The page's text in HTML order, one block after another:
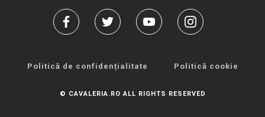
Politică de confidențialitate Politică cookie
© CAVALERIA.RO ALL RIGHTS RESERVED